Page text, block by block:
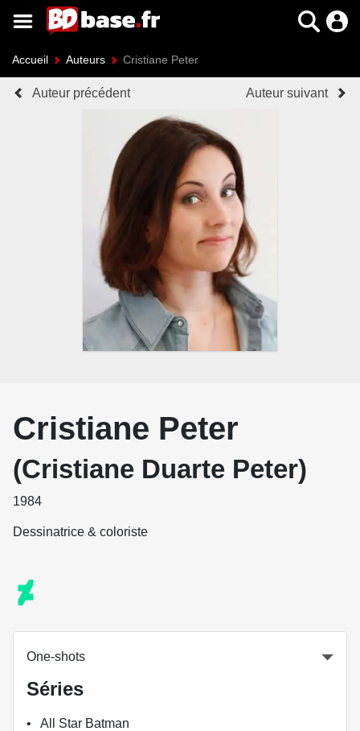
Accueil Auteurs Cristiane Peter
Auteur précédent Auteur suivant
Cristiane Peter
(Cristiane Duarte Peter)
1984
Dessinatrice & coloriste
One-shots
Séries
All Star Batman